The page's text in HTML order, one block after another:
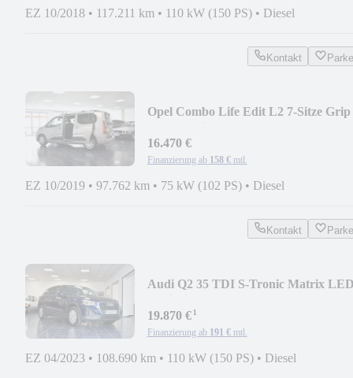
EZ 10/2018 • 117.211 km • 110 kW (150 PS) • Diesel
Kontakt
Opel Combo Life Edit L2 7-Sitze Grip
16.470 €
Finanzierung ab 158 € mtl.
EZ 10/2019 • 97.762 km • 75 kW (102 PS) • Diesel
Kontakt
Audi Q2 35 TDI S-Tronic Matrix
19.870 €¹
Finanzierung ab 191 € mtl.
EZ 04/2023 • 108.690 km • 110 kW (150 PS) • Diesel